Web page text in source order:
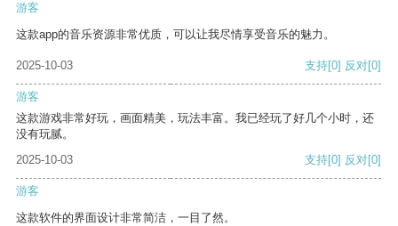
游客
这款app的音乐资源非常优质，可以让我尽情享受音乐的魅力。
2025-10-03 支持[0] 反对[0]
游客
这款游戏非常好玩，画面精美，玩法丰富。我已经玩了好几个小时，还
没有玩腻。
2025-10-03
支持[0] 反对[0]
游客
这款软件的界面设计非常简洁，一目了然。